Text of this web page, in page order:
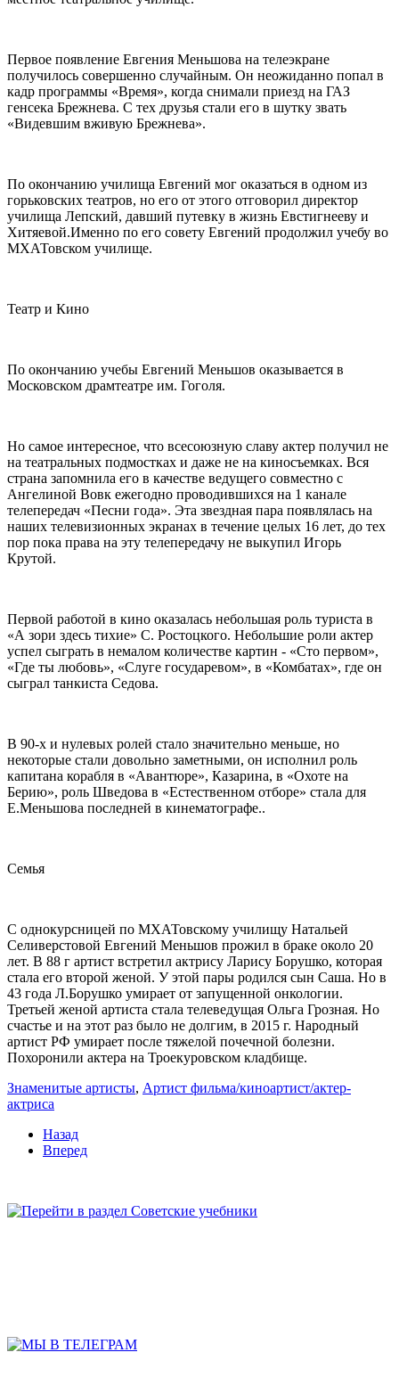
Первое появление Евгения Меньшова на телеэкране
получилось совершенно случайным. Он неожиданно попал в
кадр программы «Время», когда снимали приезд на ГАЗ
генсека Брежнева. С тех друзья стали его в шутку звать
«Видевшим вживую Брежнева».
По окончанию училища Евгений мог оказаться в одном из
горьковских театров, но его от этого отговорил директор
училища Лепский, давший путевку в жизнь Евстигнееву и
Хитяевой.Именно по его совету Евгений продолжил учебу во
МХАТовском училище.
Театр и Кино
По окончанию учебы Евгений Меньшов оказывается в
Московском драмтеатре им. Гоголя.
Но самое интересное, что всесоюзную славу актер получил не
на театральных подмостках и даже не на киносъемках. Вся
страна запомнила его в качестве ведущего совместно с
Ангелиной Вовк ежегодно проводившихся на 1 канале
телепередач «Песни года». Эта звездная пара появлялась на
наших телевизионных экранах в течение целых 16 лет, до тех
пор пока права на эту телепередачу не выкупил Игорь
Крутой.
Первой работой в кино оказалась небольшая роль туриста в
«А зори здесь тихие» С. Ростоцкого. Небольшие роли актер
успел сыграть в немалом количестве картин - «Сто первом»,
«Где ты любовь», «Слуге государевом», в «Комбатах», где он
сыграл танкиста Седова.
В 90-х и нулевых ролей стало значительно меньше, но
некоторые стали довольно заметными, он исполнил роль
капитана корабля в «Авантюре», Казарина, в «Охоте на
Берию», роль Шведова в «Естественном отборе» стала для
Е.Меньшова последней в кинематографе..
Семья
С однокурсницей по МХАТовскому училищу Натальей
Селиверстовой Евгений Меньшов прожил в браке около 20
лет. В 88 г артист встретил актрису Ларису Борушко, которая
стала его второй женой. У этой пары родился сын Саша. Но в
43 года Л.Борушко умирает от запущенной онкологии.
Третьей женой артиста стала телеведущая Ольга Грозная. Но
счастье и на этот раз было не долгим, в 2015 г. Народный
артист РФ умирает после тяжелой почечной болезни.
Похоронили актера на Троекуровском кладбище.
Знаменитые артисты, Артист фильма/киноартист/актер-
актриса
Назад
Вперед